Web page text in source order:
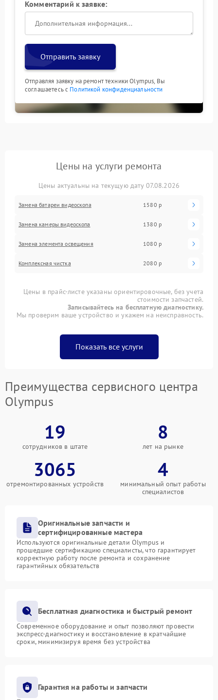
Комментарий к заявке:
Отправить заявку
Отправляя заявку на ремонт техники Olympus, Вы
соглашаетесь с Политикой конфиденциальности
Цены на услуги ремонта
Цены актуальны на текущую дату 07.08.2026
Замена батареи видеоскопа 1580 р
Замена камеры видеоскопа 1380 р
Замена элемента освещения 1080 р
Комплексная чистка 2080 р
Цены в прайс-листе указаны ориентировочные, без учета
стоимости запчастей.
Записывайтесь на бесплатную диагностику.
Мы проверим ваше устройство и укажем на неисправность.
Показать все услуги
Преимущества сервисного центра
Olympus
19
сотрудников в штате
8
лет на рынке
3065
отремонтированных устройств
4
минимальный опыт работы
специалистов
Оригинальные запчасти и
сертифицированные мастера
Используются оригинальные детали Olympus и
прошедшие сертификацию специалисты, что гарантирует
корректную работу после ремонта и сохранение
гарантийных обязательств
Бесплатная диагностика и быстрый ремонт
Современное оборудование и опыт позволяют провести
экспресс-диагностику и восстановление в кратчайшие
сроки, минимизируя время без устройства
Гарантия на работы и запчасти